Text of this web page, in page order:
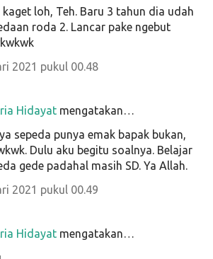
loh, Teh. Baru 3 tahun dia udah
roda 2. Lancar pake ngebut
2021 pukul 00.48
Hidayat mengatakan…
sepeda punya emak bapak bukan,
Dulu aku begitu soalnya. Belajar
gede padahal masih SD. Ya Allah.
2021 pukul 00.49
Hidayat mengatakan…